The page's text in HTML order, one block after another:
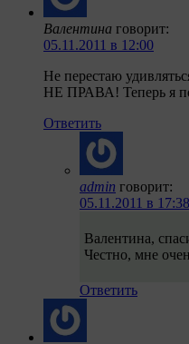
Валентина говорит:
05.11.2011 в 12:00
Не перестаю
НЕ ПРАВА! Теперь я
Ответить
admin говорит:
05.11.2011 в 17:38
Валентина,
Честно, мне
Ответить